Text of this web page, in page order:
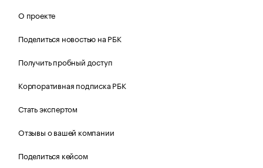
О проекте
Поделиться новостью на РБК
Получить пробный доступ
Корпоративная подписка РБК
Стать экспертом
Отзывы о вашей компании
Поделиться кейсом